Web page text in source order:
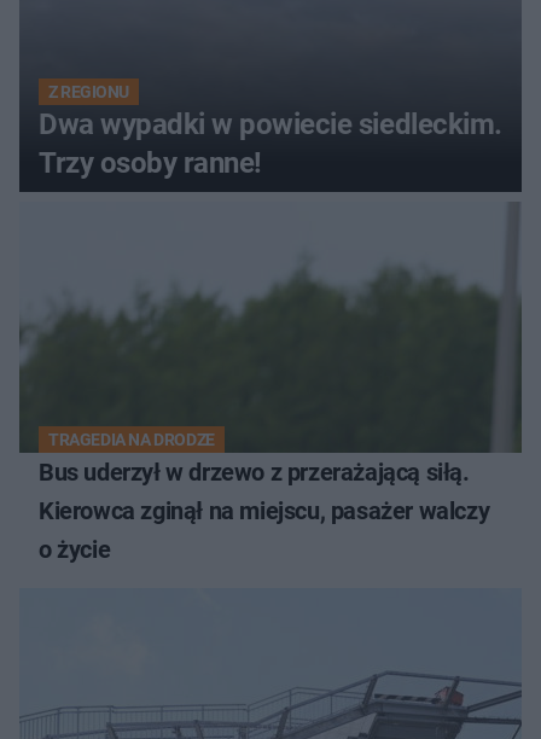
Z REGIONU
Dwa wypadki w powiecie siedleckim.
Trzy osoby ranne!
TRAGEDIA NA DRODZE
Bus uderzył w drzewo z przerażającą siłą.
Kierowca zginął na miejscu, pasażer walczy
o życie